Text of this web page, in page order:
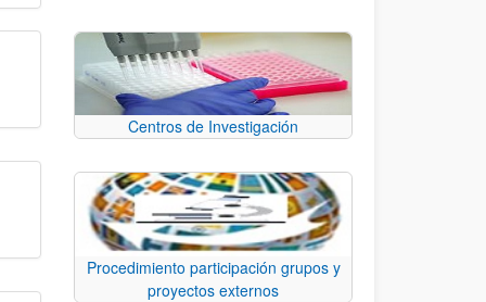
Centros de Investigación
Procedimiento participación grupos y
proyectos externos